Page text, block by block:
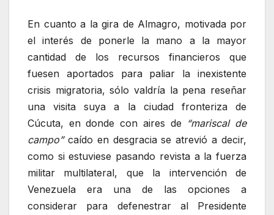
En cuanto a la gira de Almagro, motivada por
el interés de ponerle la mano a la mayor
cantidad de los recursos financieros que
fuesen aportados para paliar la inexistente
crisis migratoria, sólo valdría la pena reseñar
una visita suya a la ciudad fronteriza de
Cúcuta, en donde con aires de “mariscal de
campo”caído en desgracia se atrevió a decir,
como si estuviese pasando revista a la fuerza
militar multilateral, que la intervención de
Venezuela era una de las opciones a
considerar para defenestrar al Presidente